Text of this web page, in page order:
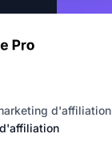
d'affiliation